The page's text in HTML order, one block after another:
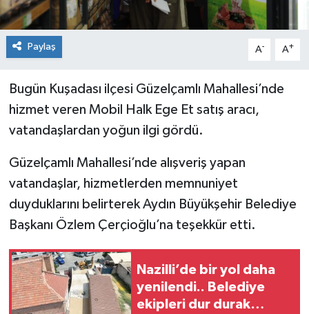
Paylaş A- A+
Bugün Kuşadası ilçesi Güzelçamlı Mahallesi’nde
hizmet veren Mobil Halk Ege Et satış aracı,
vatandaşlardan yoğun ilgi gördü.
Güzelçamlı Mahallesi’nde alışveriş yapan
vatandaşlar, hizmetlerden memnuniyet
duyduklarını belirterek Aydın Büyükşehir Belediye
Başkanı Özlem Çerçioğlu’na teşekkür etti.
Nazilli’de bir yol daha
yenilendi.. Belediye
ekipleri dur durak